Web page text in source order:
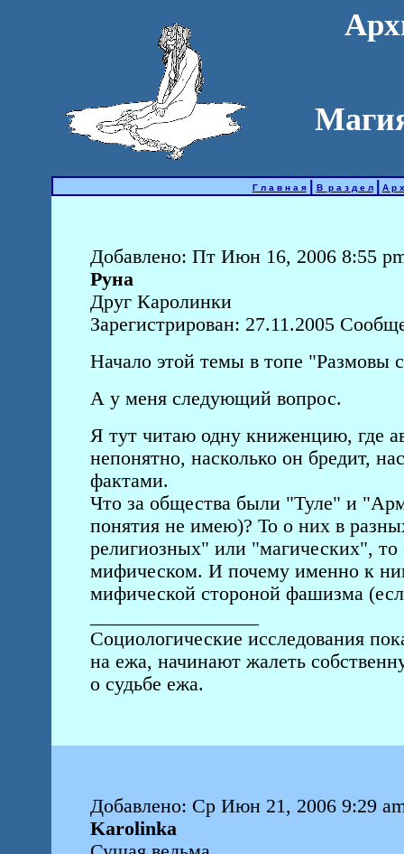
Г л а в н а я В р а з д е л А р
Добавлено: Пт Июн 16, 2006 8:55
Руна
Друг Каролинки
Зарегистрирован: 27.11.2005
Начало этой темы в топе
А у меня следующий вопрос.
Я тут читаю одну книженцию, где
непонятно, насколько он бредит,
фактами.
Что за общества были "Туле" и
понятия не имею)? То о них в
религиозных" или "магических",
мифическом. И почему именно к
мифической стороной фашизма
Социологические исследования
на ежа, начинают жалеть
о судьбе ежа.
Добавлено: Ср Июн 21, 2006 9:29
Karolinka